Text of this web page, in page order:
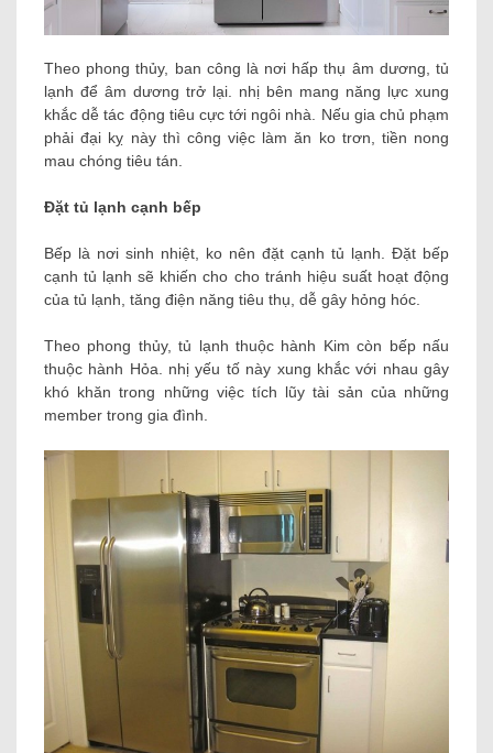
Theo phong thủy, ban công là nơi hấp thụ âm dương, tủ
lạnh để âm dương trở lại. nhị bên mang năng lực xung
khắc dễ tác động tiêu cực tới ngôi nhà. Nếu gia chủ phạm
phải đại kỵ này thì công việc làm ăn ko trơn, tiền nong
mau chóng tiêu tán.
Đặt tủ lạnh cạnh bếp
Bếp là nơi sinh nhiệt, ko nên đặt cạnh tủ lạnh. Đặt bếp
cạnh tủ lạnh sẽ khiến cho cho tránh hiệu suất hoạt động
của tủ lạnh, tăng điện năng tiêu thụ, dễ gây hỏng hóc.
Theo phong thủy, tủ lạnh thuộc hành Kim còn bếp nấu
thuộc hành Hỏa. nhị yếu tố này xung khắc với nhau gây
khó khăn trong những việc tích lũy tài sản của những
member trong gia đình.